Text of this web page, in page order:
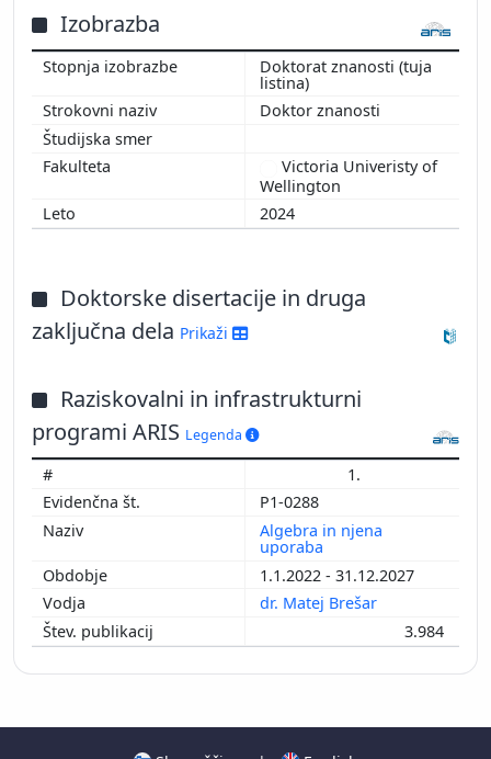
Prikaži več
Izobrazba
Doktorat znanosti (tuja
listina)
Doktor znanosti
Victoria Univeristy of
Wellington
2024
Doktorske disertacije in druga
zaključna dela Prikaži
Raziskovalni in infrastrukturni
programi ARIS Legenda
1.
P1-0288
Algebra in njena
uporaba
1.1.2022 - 31.12.2027
dr. Matej Brešar
3.984